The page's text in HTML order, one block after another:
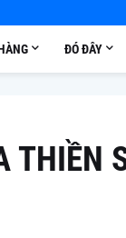
ĐÓ ĐÂY
THIỀN